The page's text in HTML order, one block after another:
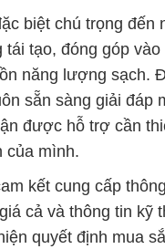
biệt chú trọng đến
tái tạo, đóng góp
năng lượng sạch.
sẵn sàng giải đáp
được hỗ trợ cần
của mình.
kết cung cấp
cả và thông tin kỹ
quyết định mua